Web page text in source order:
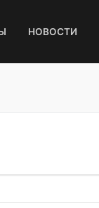
НОВОСТИ